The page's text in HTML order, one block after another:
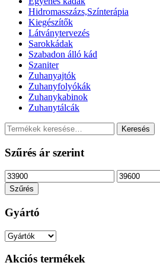
Hidromasszázs,Színterápia
Kiegészítők
Látványtervezés
Sarokkádak
Szabadon álló kád
Szaniter
Zuhanyajtók
Zuhanyfolyókák
Zuhanykabinok
Zuhanytálcák
Keresés
a
következőre:
Keresés
Szűrés ár szerint
Min
ár
Max
ár
Szűrés
Gyártó
Akciós termékek